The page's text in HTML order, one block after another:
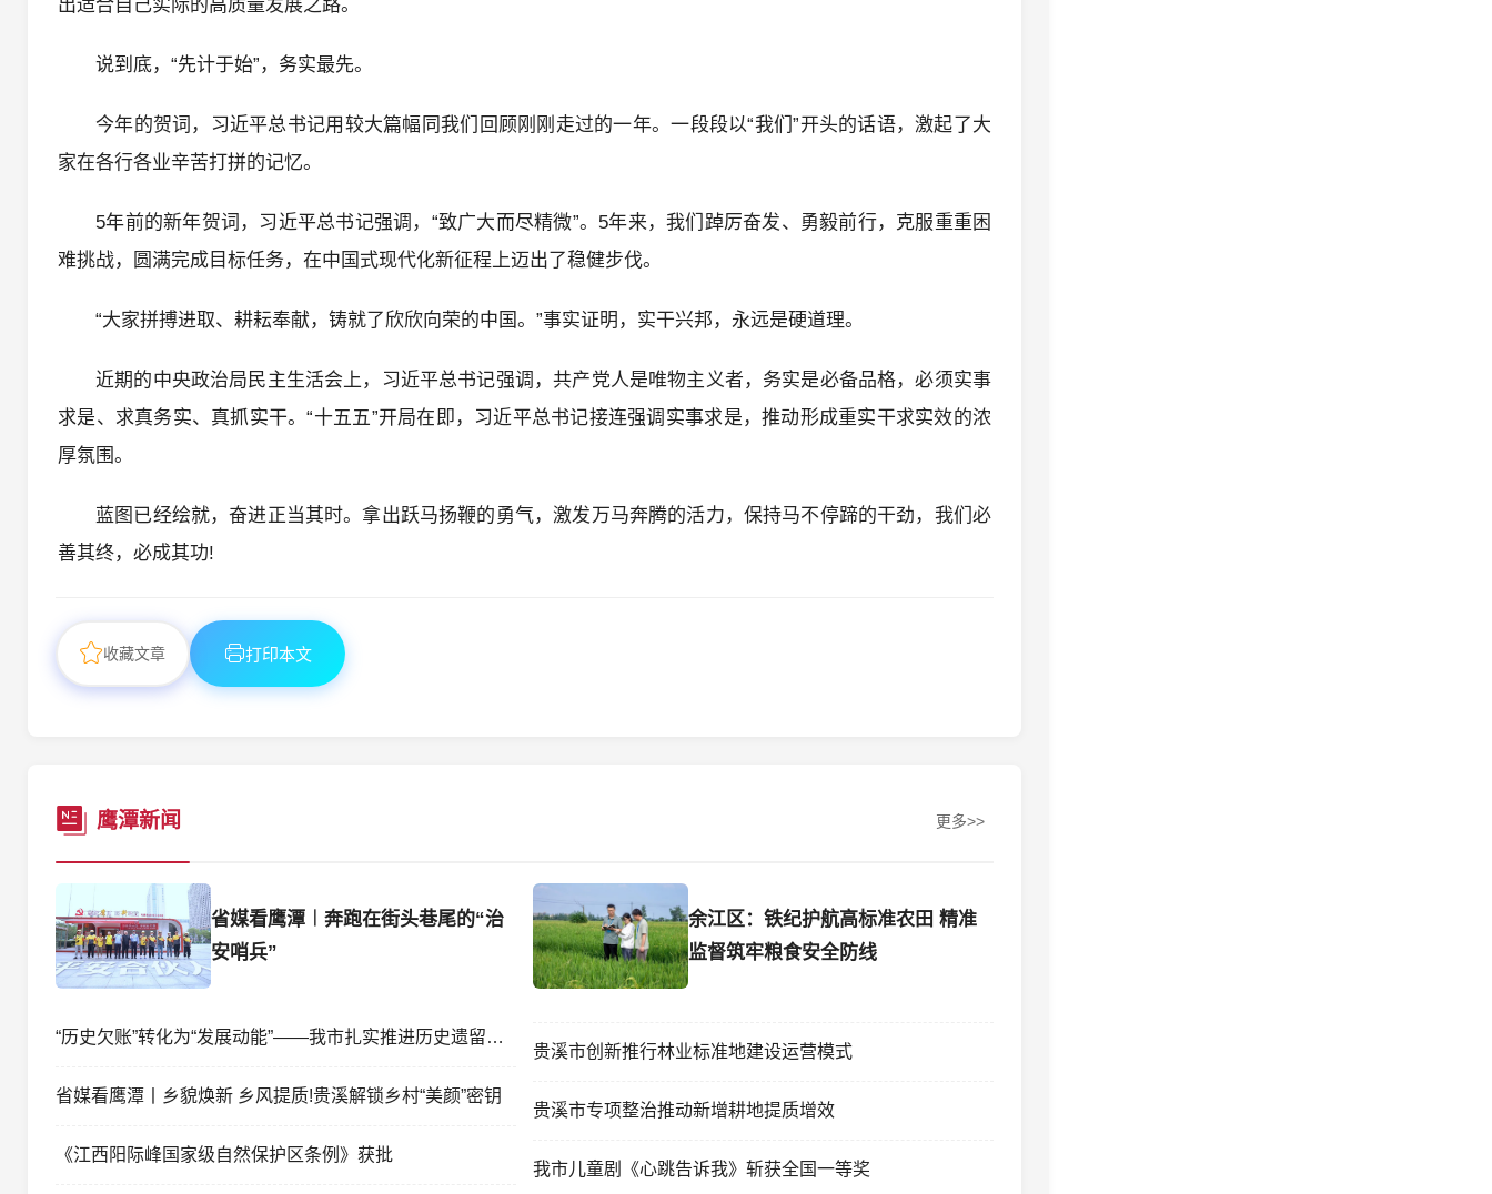
出适合自己实际的高质量发展之路。
说到底，“先计于始”，务实最先。
今年的贺词，习近平总书记用较大篇幅同我们回顾刚刚走过的一年。一段段以“我们”开头的话语，激起了大
家在各行各业辛苦打拼的记忆。
5年前的新年贺词，习近平总书记强调，“致广大而尽精微”。5年来，我们踔厉奋发、勇毅前行，克服重重困
难挑战，圆满完成目标任务，在中国式现代化新征程上迈出了稳健步伐。
“大家拼搏进取、耕耘奉献，铸就了欣欣向荣的中国。”事实证明，实干兴邦，永远是硬道理。
近期的中央政治局民主生活会上，习近平总书记强调，共产党人是唯物主义者，务实是必备品格，必须实事
求是、求真务实、真抓实干。“十五五”开局在即，习近平总书记接连强调实事求是，推动形成重实干求实效的浓
厚氛围。
蓝图已经绘就，奋进正当其时。拿出跃马扬鞭的勇气，激发万马奔腾的活力，保持马不停蹄的干劲，我们必
善其终，必成其功!
收藏文章 打印本文
鹰潭新闻 更多>>
省媒看鹰潭︱奔跑在街头巷尾的“治
安哨兵”
余江区：铁纪护航高标准农田 精准
监督筑牢粮食安全防线
“历史欠账”转化为“发展动能”——我市扎实推进历史遗留废弃矿山生态修复纪实
省媒看鹰潭丨乡貌焕新 乡风提质!贵溪解锁乡村“美颜”密钥
《江西阳际峰国家级自然保护区条例》获批
贵溪市创新推行林业标准地建设运营模式
贵溪市专项整治推动新增耕地提质增效
我市儿童剧《心跳告诉我》斩获全国一等奖